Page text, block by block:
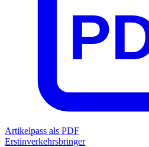
Artikelpass als PDF
Erstinverkehrsbringer